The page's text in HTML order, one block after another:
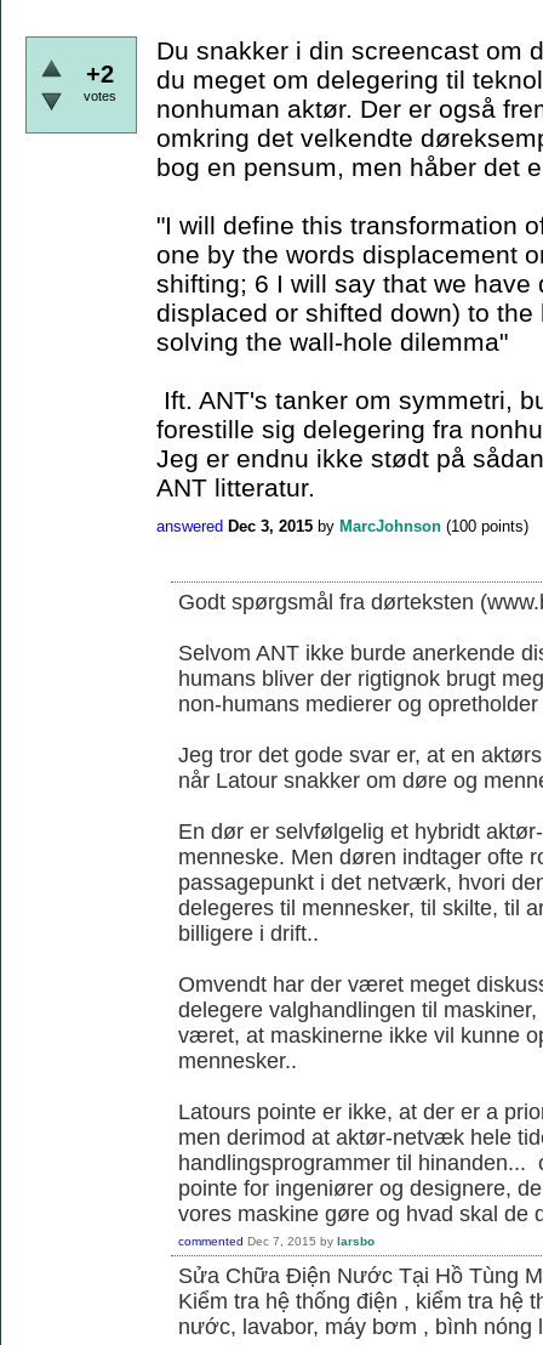
+2
votes
Du snakker i din screencast om
du meget om delegering til
nonhuman aktør. Der er også
omkring det velkendte
bog en pensum, men håber det
"I will define this transformation
one by the words displacement
shifting; 6 I will say that we have
displaced or shifted down) to
solving the wall-hole dilemma"
Ift. ANT's tanker om symmetri,
forestille sig delegering fra
Jeg er endnu ikke stødt på
ANT litteratur.
answered Dec 3, 2015 by MarcJohnson (100 points)
Godt spørgsmål fra dørteksten
Selvom ANT ikke burde anerkende
humans bliver der rigtignok brugt
non-humans medierer og
Jeg tror det gode svar er, at en
når Latour snakker om døre og
En dør er selvfølgelig et hybridt
menneske. Men døren indtager ofte
passagepunkt i det netværk, hvori
delegeres til mennesker, til skilte, til
billigere i drift..
Omvendt har der været meget
delegere valghandlingen til
været, at maskinerne ikke vil kunne
mennesker..
Latours pointe er ikke, at der er a
men derimod at aktør-netvæk hele
handlingsprogrammer til hinanden...
pointe for ingeniører og designere,
vores maskine gøre og hvad skal de
commented Dec 7, 2015 by larsbo
Sửa Chữa Điện Nước Tại Hồ Tùng
Kiểm tra hệ thống điện , kiểm tra hệ
nước, lavabor, máy bơm , bình nóng